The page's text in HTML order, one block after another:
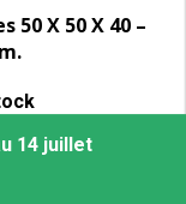
14 juillet
50 X 50 X 40 –